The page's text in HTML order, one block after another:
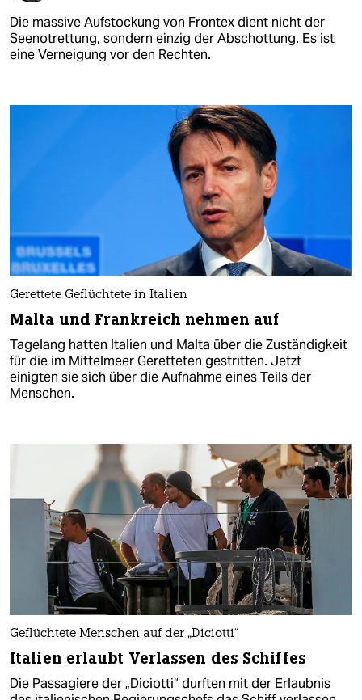
Die massive Aufstockung von Frontex dient nicht der
Seenotrettung, sondern einzig der Abschottung. Es ist
eine Verneigung vor den Rechten.
Gerettete Geflüchtete in Italien
Malta und Frankreich nehmen auf
Tagelang hatten Italien und Malta über die Zuständigkeit
für die im Mittelmeer Geretteten gestritten. Jetzt
einigten sie sich über die Aufnahme eines Teils der
Menschen.
Geflüchtete Menschen auf der „Diciotti“
Italien erlaubt Verlassen des Schiffes
Die Passagiere der „Diciotti“ durften mit der Erlaubnis